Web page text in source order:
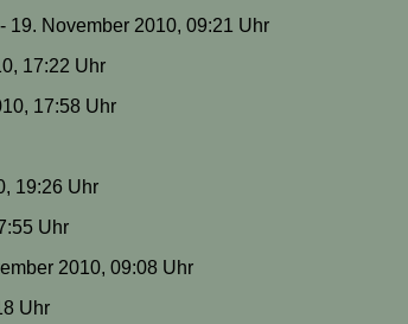
19. November 2010, 09:21 Uhr
17:22 Uhr
17:58 Uhr
19:26 Uhr
Uhr
2010, 09:08 Uhr
Uhr